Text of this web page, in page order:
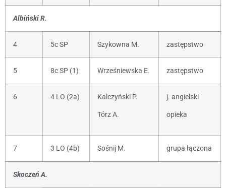
Albiński R.
4 5c SP Szykowna M. zastępstwo
5 8c SP (1) Wrześniewska E. zastępstwo
6 4 LO (2a) Kalczyński P.
Tórz A.
j. angielski
opieka
7 3 LO (4b) Sośnij M. grupa łączona
Skoczeń A.